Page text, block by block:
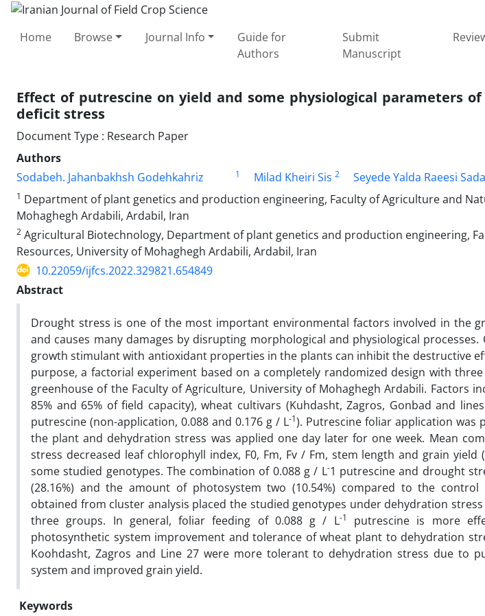
Home Browse Journal Info
Guide for
Authors
Submit
Manuscript
Effect of putrescine on yield and some physiological parameters
deficit stress
Document Type : Research Paper
Authors
Sodabeh. Jahanbakhsh Godehkahriz
1 Milad Kheiri Sis 2 Seyede Yalda Raeesi
1 Department of plant genetics and production engineering, Faculty of Agriculture and
Mohaghegh Ardabili, Ardabil, Iran
2 Agricultural Biotechnology, Department of plant genetics and production engineering,
Resources, University of Mohaghegh Ardabili, Ardabil, Iran
10.22059/ijfcs.2022.329821.654849
Abstract
Drought stress is one of the most important environmental factors involved in the
and causes many damages by disrupting morphological and physiological
growth stimulant with antioxidant properties in the plants can inhibit the destructive
purpose, a factorial experiment based on a completely randomized design with
greenhouse of the Faculty of Agriculture, University of Mohaghegh Ardabili. Factors
85% and 65% of field capacity), wheat cultivars (Kuhdasht, Zagros, Gonbad and
putrescine (non-application, 0.088 and 0.176 g / L-1). Putrescine foliar application was
the plant and dehydration stress was applied one day later for one week. Mean
stress decreased leaf chlorophyll index, F0, Fm, Fv / Fm, stem length and grain
some studied genotypes. The combination of 0.088 g / L-1 putrescine and drought
(28.16%) and the amount of photosystem two (10.54%) compared to the
obtained from cluster analysis placed the studied genotypes under dehydration
three groups. In general, foliar feeding of 0.088 g / L-1
putrescine is more
photosynthetic system improvement and tolerance of wheat plant to dehydration
Koohdasht, Zagros and Line 27 were more tolerant to dehydration stress due to
system and improved grain yield.
Keywords